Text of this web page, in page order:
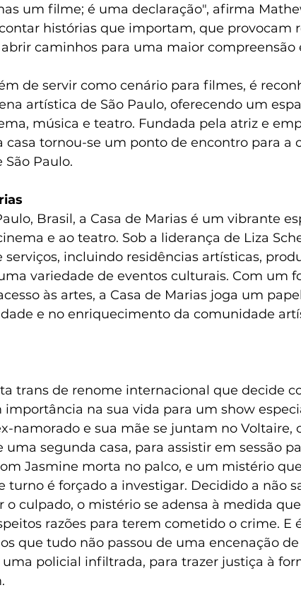
um filme; é uma declaração", afirma
histórias que importam, que provocam
caminhos para uma maior compreensão
de servir como cenário para filmes, é
artística de São Paulo, oferecendo um
música e teatro. Fundada pela atriz e
casa tornou-se um ponto de encontro para a
Paulo.
Brasil, a Casa de Marias é um vibrante
e ao teatro. Sob a liderança de Liza
incluindo residências artísticas,
variedade de eventos culturais. Com um
às artes, a Casa de Marias joga um
e no enriquecimento da comunidade
trans de renome internacional que decide
na sua vida para um show
namorado e sua mãe se juntam no Voltaire,
segunda casa, para assistir em sessão
Jasmine morta no palco, e um mistério
turno é forçado a investigar. Decidido a não
o culpado, o mistério se adensa à medida
razões para terem cometido o crime. E
que tudo não passou de uma encenação de
policial infiltrada, para trazer justiça à